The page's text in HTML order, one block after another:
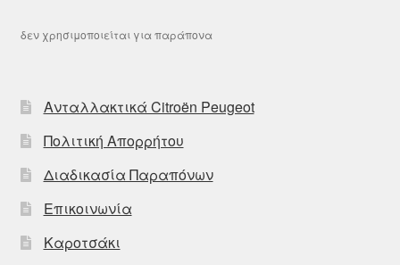
δεν χρησιμοποιείται για παράπονα
Ανταλλακτικά Citroën Peugeot
Πολιτική Απορρήτου
Διαδικασία Παραπόνων
Επικοινωνία
Καροτσάκι